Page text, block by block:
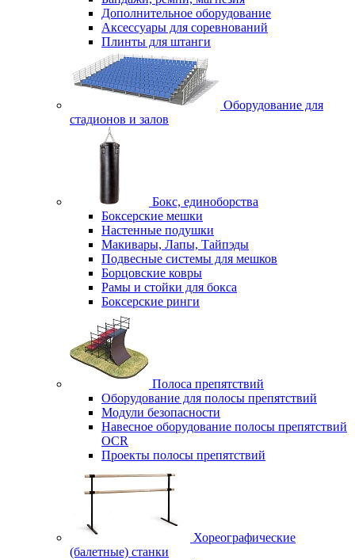
Дополнительное оборудование
Аксессуары для соревнований
Плинты для штанги
Оборудование для
стадионов и залов
Бокс, единоборства
Боксерские мешки
Настенные подушки
Макивары, Лапы, Тайпэды
Подвесные системы для мешков
Борцовские ковры
Рамы и стойки для бокса
Боксерские ринги
Полоса препятствий
Оборудование для полосы препятствий
Модули безопасности
Навесное оборудование полосы препятствий
OCR
Проекты полосы препятствий
Хореографические
(балетные) станки